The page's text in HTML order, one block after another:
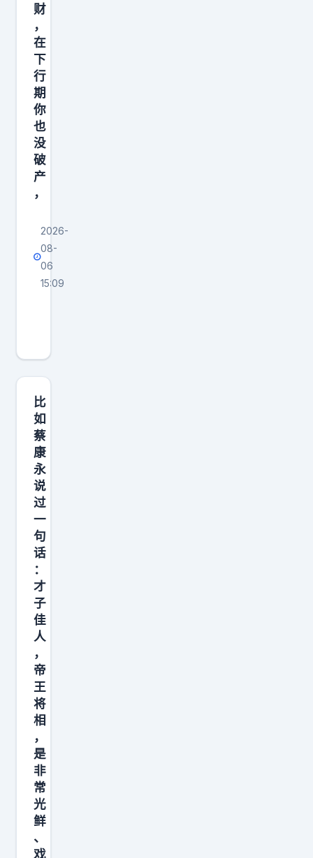
好
，
为
了
从
你
这
拿
走
点
什
财
，
在
下
行
期
你
也
没
破
产
，
2026-
08-
06
15:09
你
左
右
不
了
，
你
看
了
再
多
的
财
经
新
闻
，
在
上
期
你
也
没
发
财
比
如
蔡
康
永
说
过
一
句
话
：
才
子
佳
人
，
帝
王
将
相
，
是
非
常
光
鲜
、
戏